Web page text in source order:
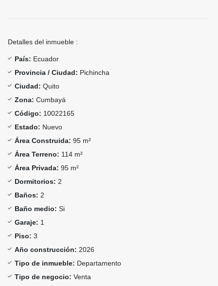
Detalles del inmueble :
País: Ecuador
Provincia / Ciudad: Pichincha
Ciudad: Quito
Zona: Cumbayá
Código: 10022165
Estado: Nuevo
Área Construida: 95 m²
Área Terreno: 114 m²
Área Privada: 95 m²
Dormitorios: 2
Baños: 2
Baño medio: Si
Garaje: 1
Piso: 3
Año construcción: 2026
Tipo de inmueble: Departamento
Tipo de negocio: Venta